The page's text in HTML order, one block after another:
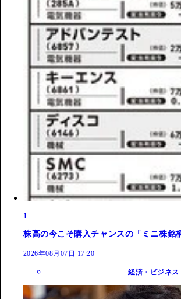
1
株高の今こそ購入チャンスの「ミニ株銘
2026年08月07日 17:20
経済・ビジネス